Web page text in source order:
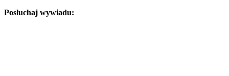
Posłuchaj wywiadu: